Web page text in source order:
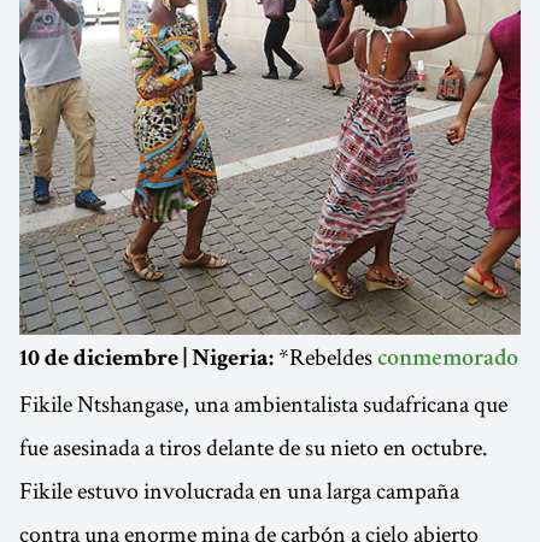
10 de diciembre | Nigeria: *Rebeldes conmemorado
Fikile Ntshangase, una ambientalista sudafricana que
fue asesinada a tiros delante de su nieto en octubre.
Fikile estuvo involucrada en una larga campaña
contra una enorme mina de carbón a cielo abierto